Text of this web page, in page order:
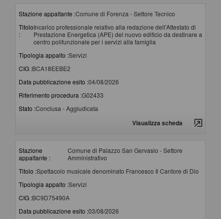
Stazione appaltante :Comune di Forenza - Settore Tecnico
Titolo
:
Incarico professionale relativo alla redazione dell'Attestato di
Prestazione Energetica (APE) del nuovo edificio da destinare a
centro polifunzionale per i servizi alla famiglia
Tipologia appalto :Servizi
CIG :BCA18EEBE2
Data pubblicazione esito :04/08/2026
Riferimento procedura :G02433
Stato :Conclusa - Aggiudicata
Visualizza scheda
Stazione
appaltante :
Comune di Palazzo San Gervasio - Settore
Amministrativo
Titolo :Spettacolo musicale denominato Francesco Il Cantore di Dio
Tipologia appalto :Servizi
CIG :BC9D75490A
Data pubblicazione esito :03/08/2026